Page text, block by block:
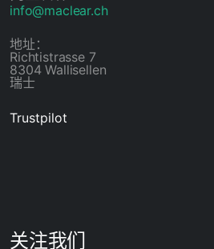
info@maclear.ch
地址：
Richtistrasse 7
8304 Wallisellen
瑞士
Trustpilot
关注我们